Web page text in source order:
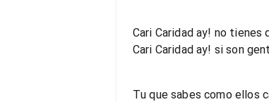
Cari Caridad ay! no tienes
Cari Caridad ay! si son
Tu que sabes como ellos